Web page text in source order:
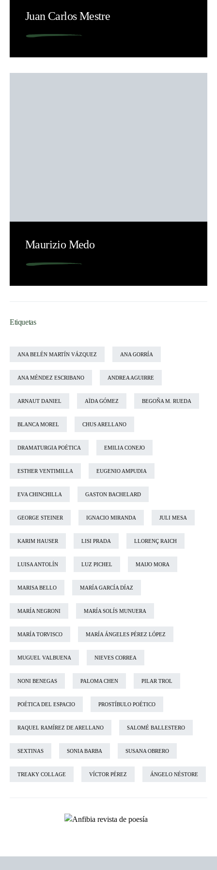
Juan Carlos Mestre
Maurizio Medo
Etiquetas
ANA BELÉN MARTÍN VÁZQUEZ ANA GORRÍA
ANA MÉNDEZ ESCRIBANO ANDREA AGUIRRE
ARNAUT DANIEL AÏDA GÓMEZ BEGOÑA M. RUEDA
BLANCA MOREL CHUS ARELLANO
DRAMATURGIA POÉTICA EMILIA CONEJO
ESTHER VENTIMILLA EUGENIO AMPUDIA
EVA CHINCHILLA GASTON BACHELARD
GEORGE STEINER IGNACIO MIRANDA JULI MESA
KARIM HAUSER LISI PRADA LLORENÇ RAICH
LUISA ANTOLÍN LUZ PICHEL MAIJO MORA
MARISA BELLO MARÍA GARCÍA DÍAZ
MARÍA NEGRONI MARÍA SOLÍS MUNUERA
MARÍA TORVISCO MARÍA ÁNGELES PÉREZ LÓPEZ
MUGUEL VALBUENA NIEVES CORREA
NONI BENEGAS PALOMA CHEN PILAR TROL
POÉTICA DEL ESPACIO PROSTÍBULO POÉTICO
RAQUEL RAMÍREZ DE ARELLANO SALOMÉ BALLESTERO
SEXTINAS SONIA BARBA SUSANA OBRERO
TREAKY COLLAGE VÍCTOR PÉREZ ÁNGELO NÉSTORE